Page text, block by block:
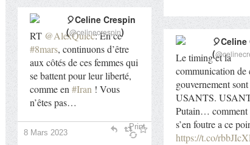
RT @AlexQuiec: En ce
#8mars, continuons d’être
aux côtés de ces femmes qui
se battent pour leur liberté,
comme en #Iran ! Vous
n’êtes pas…
🎈Celine Crespin
(@celinecrespin)
8 Mars 2023
Print
Le timing et la
communication de
gouvernement sont
USANTS.
Putain… comment
s’en foutre a ce
https://t.co/
(